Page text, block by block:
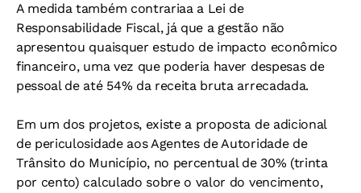
A medida também contrariaa a Lei de
Responsabilidade Fiscal, já que a gestão não
apresentou quaisquer estudo de impacto econômico
financeiro, uma vez que poderia haver despesas de
pessoal de até 54% da receita bruta arrecadada.
Em um dos projetos, existe a proposta de adicional
de periculosidade aos Agentes de Autoridade de
Trânsito do Município, no percentual de 30% (trinta
por cento) calculado sobre o valor do vencimento,